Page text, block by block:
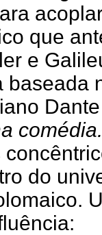
que
e
baseada
do